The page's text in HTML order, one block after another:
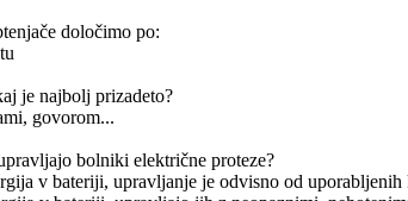
določimo po:
je najbolj prizadeto?
govorom...
bolniki električne proteze?
v bateriji, upravljanje je odvisno od uporabljenih